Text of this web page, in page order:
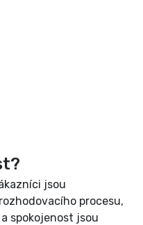
jsou
procesu,
spokojenost jsou